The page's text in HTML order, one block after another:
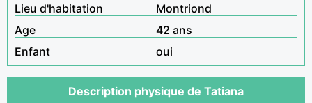
Lieu d'habitation
Montriond
Age
42 ans
Enfant
oui
Description physique de Tatiana